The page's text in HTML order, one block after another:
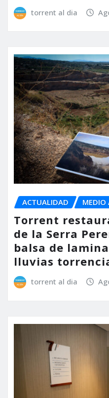
torrent al dia
ACTUALIDAD MEDIO
Torrent
de la Serra
balsa de
lluvias
torrent al dia